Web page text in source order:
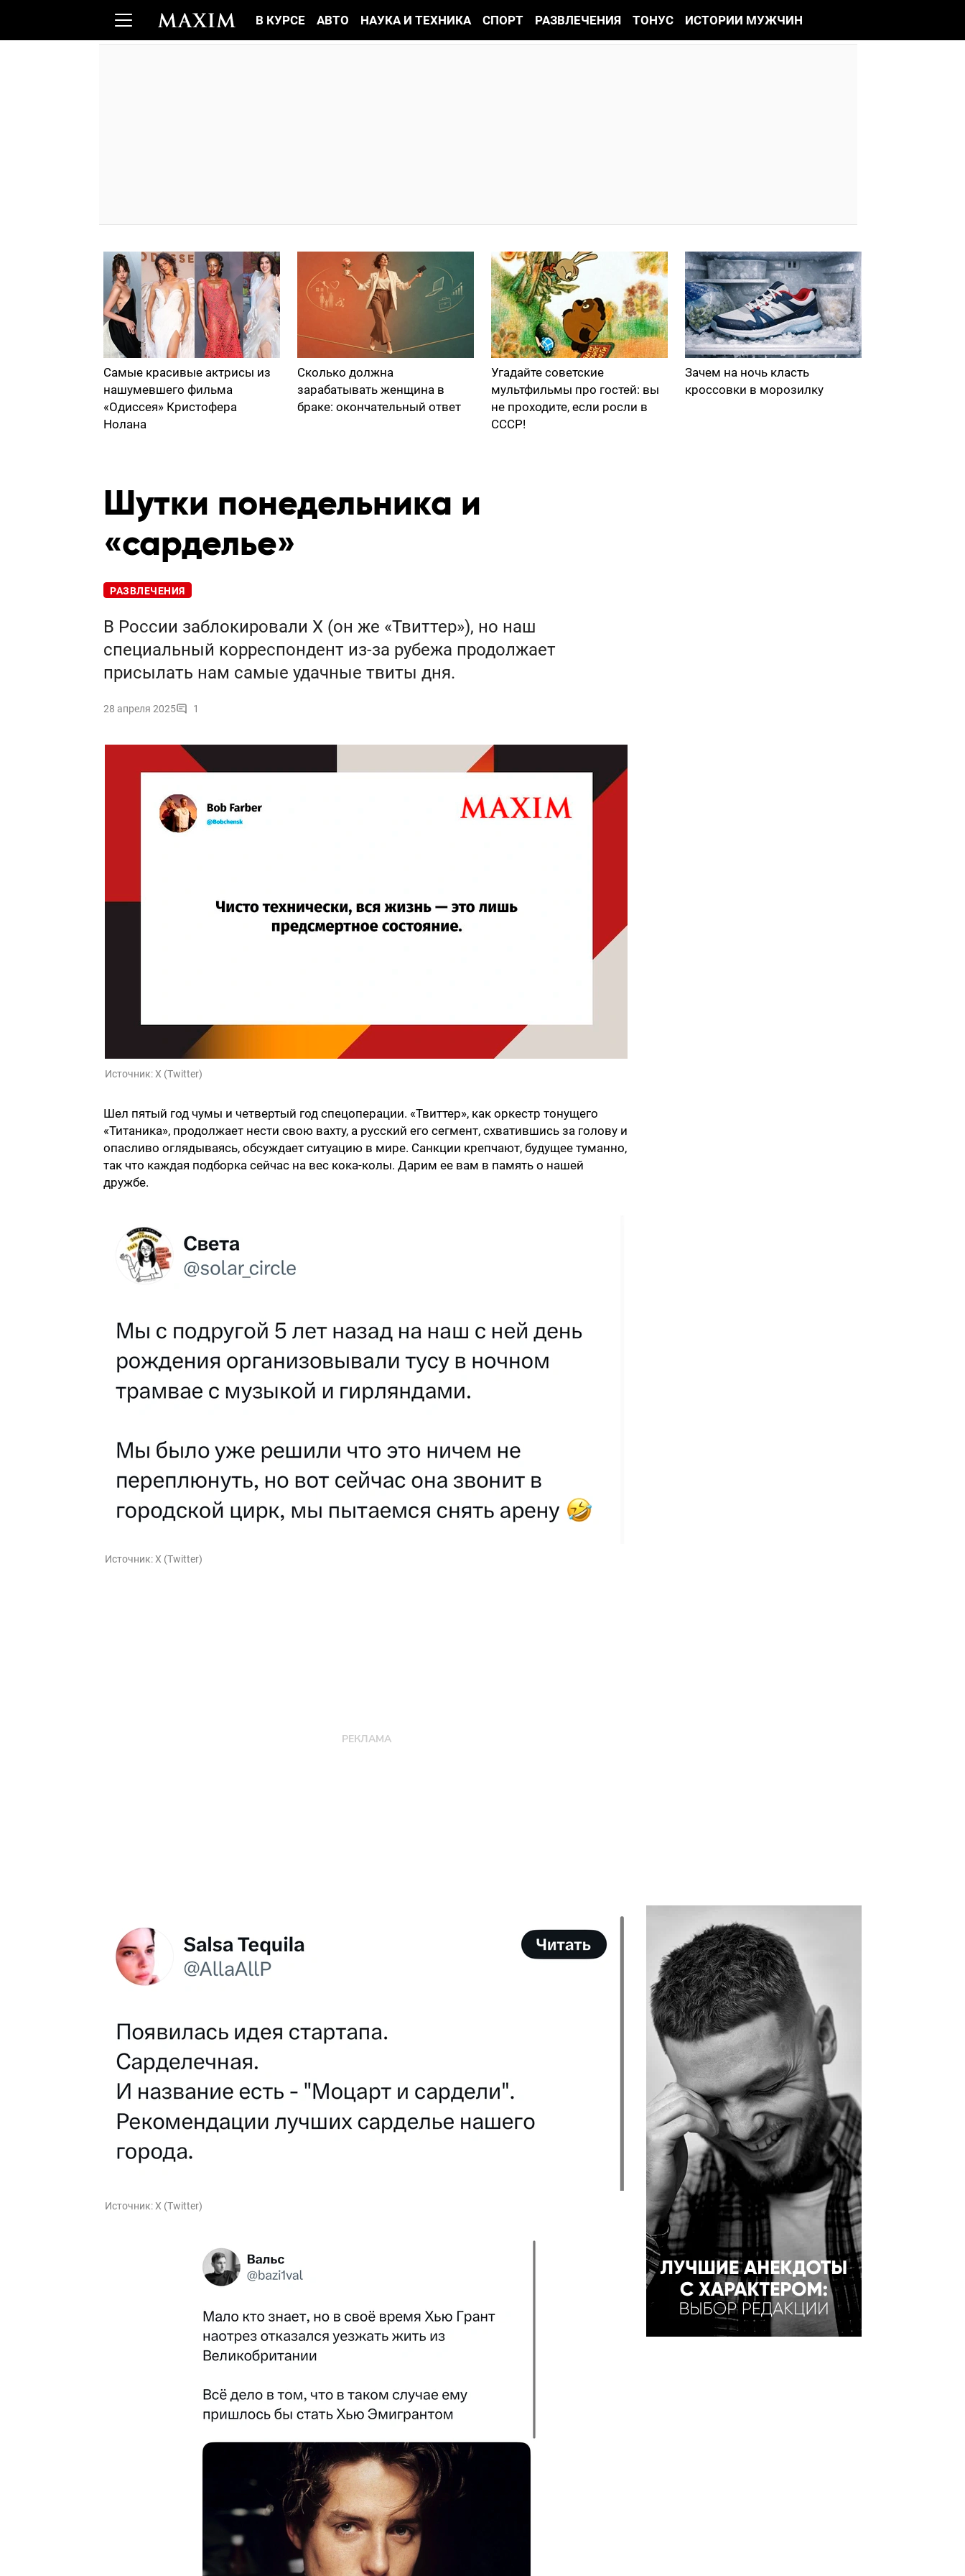
В КУРСЕ АВТО НАУКА И ТЕХНИКА СПОРТ РАЗВЛЕЧЕНИЯ ТОНУС ИСТОРИИ МУЖЧИН
Самые красивые актрисы из
нашумевшего фильма
«Одиссея» Кристофера
Нолана
Сколько должна
зарабатывать женщина в
браке: окончательный ответ
Угадайте советские
мультфильмы про гостей: вы
не проходите, если росли в
СССР!
Зачем на ночь класть
кроссовки в морозилку
Шутки понедельника и
«сарделье»
РАЗВЛЕЧЕНИЯ
В России заблокировали X (он же «Твиттер»), но наш
специальный корреспондент из-за рубежа продолжает
присылать нам самые удачные твиты дня.
28 апреля 2025 1
Источник:X (Twitter)
Шел пятый год чумы и четвертый год спецоперации. «Твиттер», как оркестр тонущего
«Титаника», продолжает нести свою вахту, а русский его сегмент, схватившись за голову и
опасливо оглядываясь, обсуждает ситуацию в мире. Санкции крепчают, будущее туманно,
так что каждая подборка сейчас на вес кока-колы. Дарим ее вам в память о нашей
дружбе.
Источник:X (Twitter)
Источник:X (Twitter)